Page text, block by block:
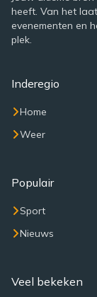
heeft. Van het
evenementen en
plek.
Inderegio
Home
Weer
Populair
Sport
Nieuws
Veel bekeken